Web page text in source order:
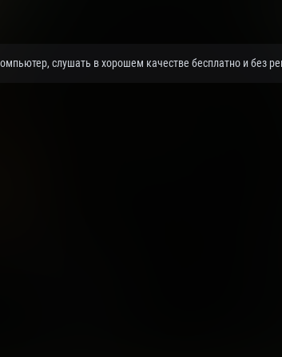
слушать в хорошем качестве бесплатно и без